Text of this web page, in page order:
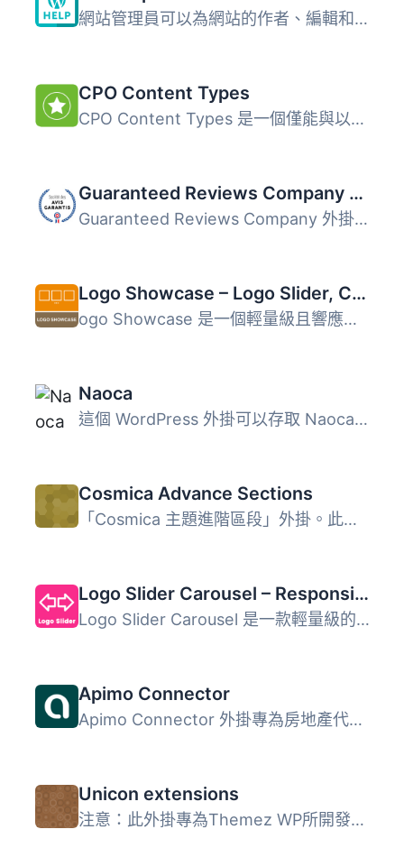
網站管理員可以為網站的作者、編輯和貢獻者建立詳細的階層式...
CPO Content Types
CPO Content Types 是一個僅能與以下指定主題使用的 WordPres...
Guaranteed Reviews Company (Société des Avis Garantis)
Guaranteed Reviews Company 外掛能夠提升轉換率並改善電子聲...
Logo Showcase – Logo Slider, Carousel & Sponsors Gallery
ogo Showcase 是一個輕量級且響應式的外掛，在你的 WordPress...
Naoca
這個 WordPress 外掛可以存取 Naoca API，以顯示客戶資訊和現...
Cosmica Advance Sections
「Cosmica 主題進階區段」外掛。此外掛可支援 Cosmica 主題的...
Logo Slider Carousel – Responsive Client Showcase
Logo Slider Carousel 是一款輕量級的 WordPress 外掛，能夠...
Apimo Connector
Apimo Connector 外掛專為房地產代理商與經紀人設計，旨在簡...
Unicon extensions
注意：此外掛專為Themez WP所開發的 WordPress 主題而設計，...